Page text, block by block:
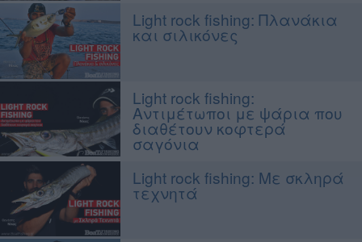
VIDEO
ΕΞΟΠΛΙΣΜΟΣ
ΘΕΣΣΑΛΟΝΙΚΗ BOAT & FISHING SHOW 2025
BOAT & FISHING SHOW 2025
Light rock fishing: Πλανάκια
και σιλικόνες
Light rock fishing:
Αντιμέτωποι με ψάρια που
διαθέτουν κοφτερά
σαγόνια
Light rock fishing: Με σκληρά
τεχνητά